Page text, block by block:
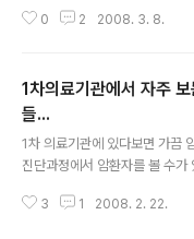
내가 글을 올리게 된 원글에 대
으므로 보통은 자신의 경험에
는 별도로 하자. 내가 알고 있기
로이드 주사요법을 가장 흔히
0 2 2008. 3. 8.
1차의료기관에서 자주
들...
1차 의료기관에 있다보면 가끔
진단과정에서 암환자를 볼 수가
는 경우는 환자분들에게는 무척
3 1 2008. 2. 22.